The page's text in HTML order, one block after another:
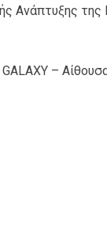
Ανάπτυξης της
–